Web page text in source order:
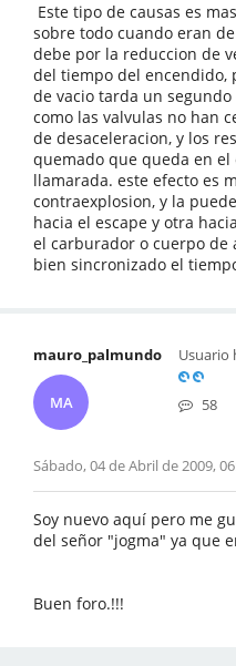
Este tipo de causas es
sobre todo cuando eran
debe por la reduccion de
del tiempo del encendido,
de vacio tarda un
como las valvulas no han
de desaceleracion, y los
quemado que queda en el
llamarada. este efecto es
contraexplosion, y la
hacia el escape y otra
el carburador o cuerpo de
bien sincronizado el
mauro_palmundo
MA
Usuario
58
Sábado, 04 de Abril de 2009,
Soy nuevo aquí pero me
del señor "jogma" ya que
Buen foro.!!!